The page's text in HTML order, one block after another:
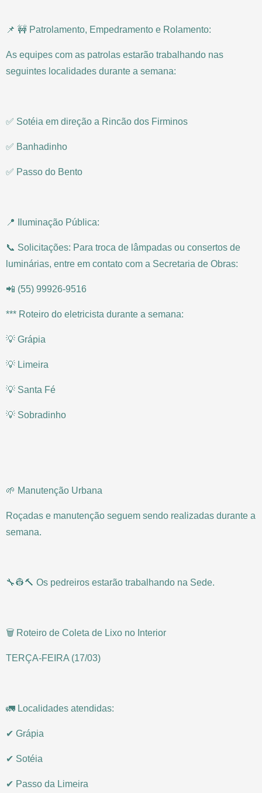
📌 🚧 Patrolamento, Empedramento e Rolamento:
As equipes com as patrolas estarão trabalhando nas
seguintes localidades durante a semana:
✅ Sotéia em direção a Rincão dos Firminos
✅ Banhadinho
✅ Passo do Bento
📍 Iluminação Pública:
📞 Solicitações: Para troca de lâmpadas ou consertos de
luminárias, entre em contato com a Secretaria de Obras:
📲 (55) 99926-9516
*** Roteiro do eletricista durante a semana:
💡 Grápia
💡 Limeira
💡 Santa Fé
💡 Sobradinho
🌱 Manutenção Urbana
Roçadas e manutenção seguem sendo realizadas durante a
semana.
🔧👷🔨 Os pedreiros estarão trabalhando na Sede.
🗑️ Roteiro de Coleta de Lixo no Interior
TERÇA-FEIRA (17/03)
🚛 Localidades atendidas:
✔ Grápia
✔ Sotéia
✔ Passo da Limeira